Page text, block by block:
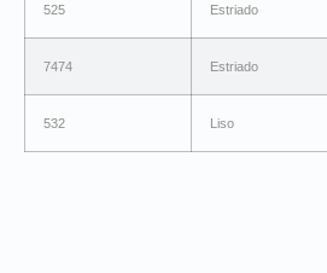
525 Estriado
7474 Estriado
532 Liso